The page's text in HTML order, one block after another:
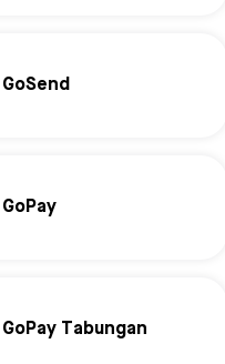
GoSend
GoPay
GoPay Tabungan